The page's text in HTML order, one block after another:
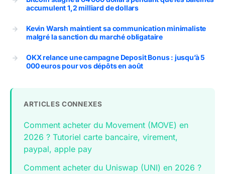
accumulent 1,2 milliard de dollars
Kevin Warsh maintient sa communication minimaliste
malgré la sanction du marché obligataire
OKX relance une campagne Deposit Bonus : jusqu’à 5
000 euros pour vos dépôts en août
ARTICLES CONNEXES
Comment acheter du Movement (MOVE) en
2026 ? Tutoriel carte bancaire, virement,
paypal, apple pay
Comment acheter du Uniswap (UNI) en 2026 ?